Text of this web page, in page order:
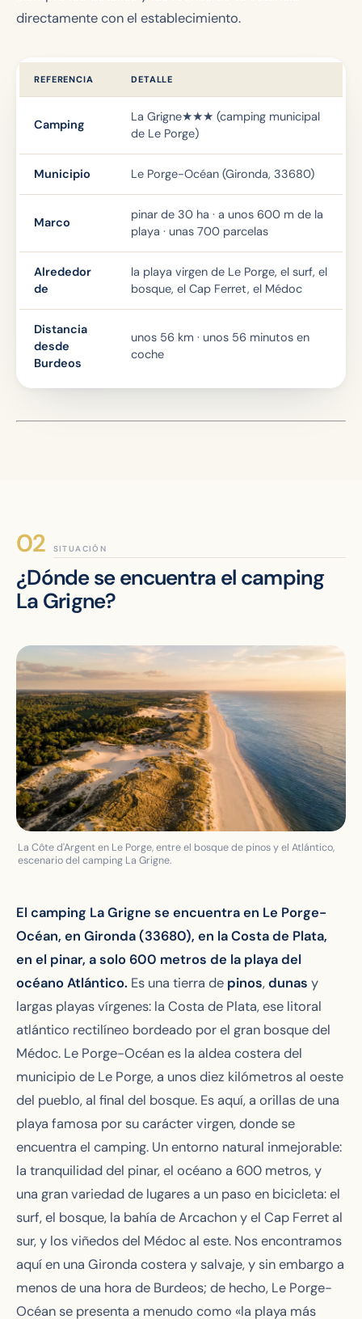
directamente con el establecimiento.
REFERENCIA DETALLE
Camping
La Grigne★★★ (camping municipal
de Le Porge)
Municipio Le Porge-Océan (Gironda, 33680)
Marco
pinar de 30 ha · a unos 600 m de la
playa · unas 700 parcelas
Alrededor
de
la playa virgen de Le Porge, el surf, el
bosque, el Cap Ferret, el Médoc
Distancia
desde
Burdeos
unos 56 km · unos 56 minutos en
coche
SITUACIÓN
¿Dónde se encuentra el camping
La Grigne?
La Côte d'Argent en Le Porge, entre el bosque de pinos y el Atlántico,
escenario del camping La Grigne.
El camping La Grigne se encuentra en Le Porge-
Océan, en Gironda (33680), en la Costa de Plata,
en el pinar, a solo 600 metros de la playa del
océano Atlántico. Es una tierra de pinos,dunas y
largas playas vírgenes: la Costa de Plata, ese litoral
atlántico rectilíneo bordeado por el gran bosque del
Médoc. Le Porge-Océan es la aldea costera del
municipio de Le Porge, a unos diez kilómetros al oeste
del pueblo, al final del bosque. Es aquí, a orillas de una
playa famosa por su carácter virgen, donde se
encuentra el camping. Un entorno natural inmejorable:
la tranquilidad del pinar, el océano a 600 metros, y
una gran variedad de lugares a un paso en bicicleta: el
surf, el bosque, la bahía de Arcachon y el Cap Ferret al
sur, y los viñedos del Médoc al este. Nos encontramos
aquí en una Gironda costera y salvaje, y sin embargo a
menos de una hora de Burdeos; de hecho, Le Porge-
Océan se presenta a menudo como «la playa más